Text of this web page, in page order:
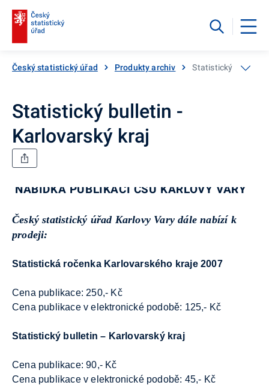
Český statistický úřad Produkty archiv Statistický bulletin
Statistický bulletin -
Karlovarský kraj
NABÍDKA PUBLIKACÍ ČSÚ KARLOVY VARY
Český statistický úřad Karlovy Vary dále nabízí k
prodeji:
Statistická ročenka Karlovarského kraje 2007
Cena publikace: 250,- Kč
Cena publikace v elektronické podobě: 125,- Kč
Statistický bulletin – Karlovarský kraj
Cena publikace: 90,- Kč
Cena publikace v elektronické podobě: 45,- Kč